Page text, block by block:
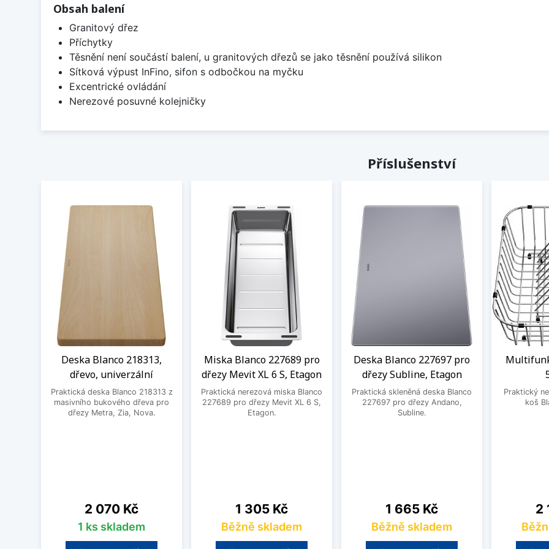
Obsah balení
Granitový dřez
Příchytky
Těsnění není součástí balení, u granitových dřezů se jako těsnění používá silikon
Sítková výpust InFino, sifon s odbočkou na myčku
Excentrické ovládání
Nerezové posuvné kolejničky
Příslušenství
Deska Blanco 218313,
dřevo, univerzální
Praktická deska Blanco 218313 z
masivního bukového dřeva pro
dřezy Metra, Zia, Nova.
Cena
2 070 Kč
1 ks skladem
Miska Blanco 227689 pro
dřezy Mevit XL 6 S, Etagon
Praktická nerezová miska Blanco
227689 pro dřezy Mevit XL 6 S,
Etagon.
Cena
1 305 Kč
Běžně skladem
Deska Blanco 227697 pro
dřezy Subline, Etagon
Praktická skleněná deska Blanco
227697 pro dřezy Andano,
Subline.
Cena
1 665 Kč
Běžně skladem
Praktický
koš
2